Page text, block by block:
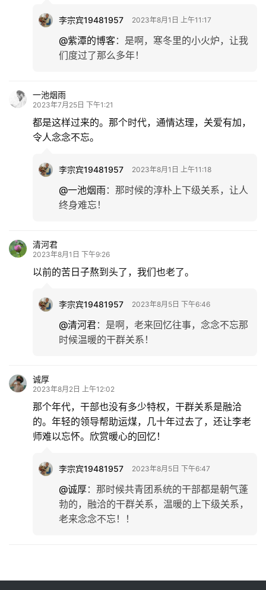
李宗宾19481957 2023年8月1日 上午11:17
@紫潭的博客： 是啊，寒冬里的小火炉，让我
们度过了那么多年！
一池烟雨
2023年7月25日 下午1:21
都是这样过来的。那个时代，通情达理，关爱有加，
令人念念不忘。
李宗宾19481957 2023年8月1日 上午11:18
@一池烟雨： 那时候的淳朴上下级关系，让人
终身难忘！
清河君
2023年8月1日 下午9:26
以前的苦日子熬到头了，我们也老了。
李宗宾19481957 2023年8月5日 下午6:46
@清河君： 是啊，老来回忆往事，念念不忘那
时候温暖的干群关系！
诚厚
2023年8月2日 上午12:02
那个年代，干部也没有多少特权，干群关系是融洽
的。年轻的领导帮助运煤，几十年过去了，还让李老
师难以忘怀。欣赏暖心的回忆！
李宗宾19481957 2023年8月5日 下午6:47
@诚厚： 那时候共青团系统的干部都是朝气蓬
勃的，融洽的干群关系，温暖的上下级关系，
老来念念不忘！！